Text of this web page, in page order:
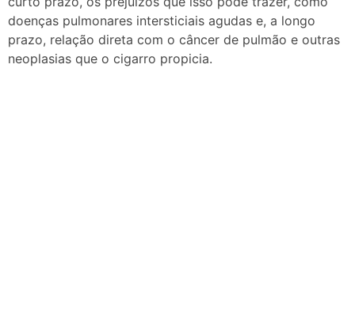
doenças pulmonares intersticiais agudas e, a longo
prazo, relação direta com o câncer de pulmão e outras
neoplasias que o cigarro propicia.